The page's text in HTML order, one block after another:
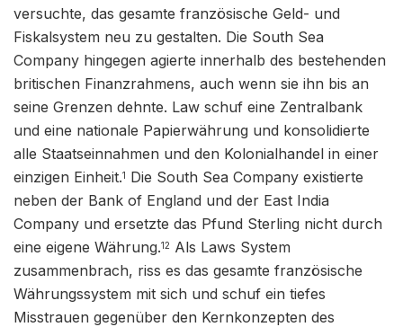
versuchte, das gesamte französische Geld- und
Fiskalsystem neu zu gestalten. Die South Sea
Company hingegen agierte innerhalb des bestehenden
britischen Finanzrahmens, auch wenn sie ihn bis an
seine Grenzen dehnte. Law schuf eine Zentralbank
und eine nationale Papierwährung und konsolidierte
alle Staatseinnahmen und den Kolonialhandel in einer
einzigen Einheit.1 Die South Sea Company existierte
neben der Bank of England und der East India
Company und ersetzte das Pfund Sterling nicht durch
eine eigene Währung.12 Als Laws System
zusammenbrach, riss es das gesamte französische
Währungssystem mit sich und schuf ein tiefes
Misstrauen gegenüber den Kernkonzepten des